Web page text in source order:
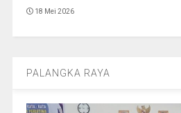
18 Mei 2026
PALANGKA RAYA